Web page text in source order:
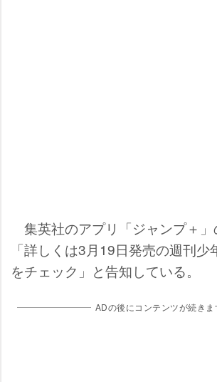
集英社のアプリ「ジャンプ＋」
「詳しくは3月19日発売の週刊
をチェック」と告知している。
ADの後にコンテンツが続きま